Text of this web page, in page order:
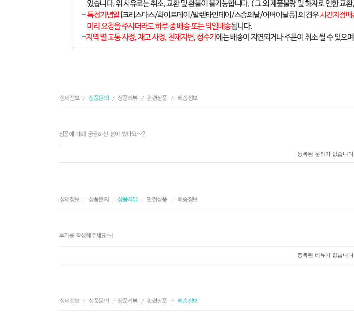
등록된 문의가 없습니다.
등록된 리뷰가 없습니다.